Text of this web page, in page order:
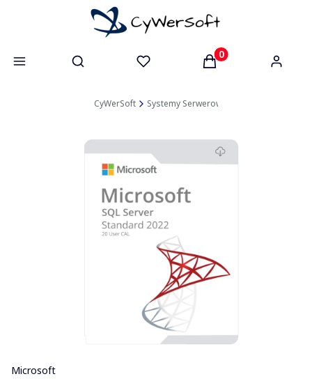
Otwórz wyszukiwarkę Produkty w
CyWerSoft Systemy Serwerowe
Microsoft